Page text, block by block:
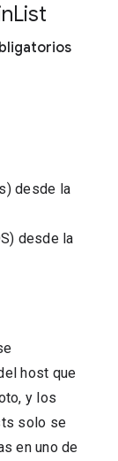
List
desde la
desde la
host que
y los
solo se
en uno de